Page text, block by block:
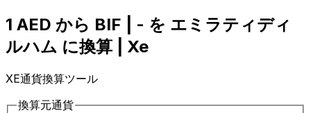
1 AED から BIF | - を エミラティディ
ルハム に換算 | Xe
XE通貨換算ツール
換算元通貨